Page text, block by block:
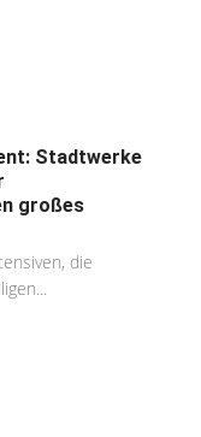
Stadtwerke
großes
die